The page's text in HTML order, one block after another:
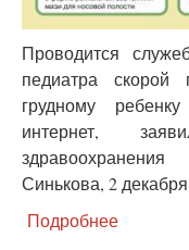
Проводится
педиатра скорой
грудному
интернет,
Синькова, 2
Подробнее